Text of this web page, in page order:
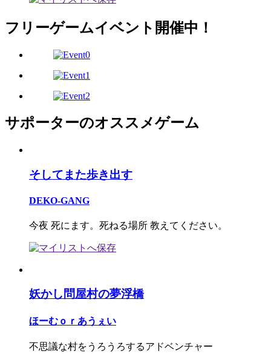
フリーゲームイベント開催中！
サポーターのオススメゲーム
そしてまた歩き出す
DEKO-GANG
今夜 死にます。死ねる場所 教えてください。
妖かし問屋村の夢浮橋
ほーむｏｒあうぇい
不思議な村をうろうろするアドベンチャー